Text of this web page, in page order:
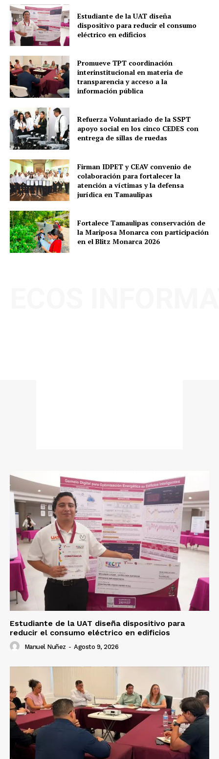
Estudiante de la UAT diseña
dispositivo para reducir el consumo
eléctrico en edificios
Promueve TPT coordinación
interinstitucional en materia de
transparencia y acceso a la
información pública
Refuerza Voluntariado de la SSPT
apoyo social en los cinco CEDES con
entrega de sillas de ruedas
Firman IDPET y CEAV convenio de
colaboración para fortalecer la
atención a víctimas y la defensa
jurídica en Tamaulipas
Fortalece Tamaulipas conservación de
la Mariposa Monarca con participación
en el Blitz Monarca 2026
Estudiante de la UAT diseña dispositivo para
reducir el consumo eléctrico en edificios
Manuel Nuñez - Agosto 9, 2026